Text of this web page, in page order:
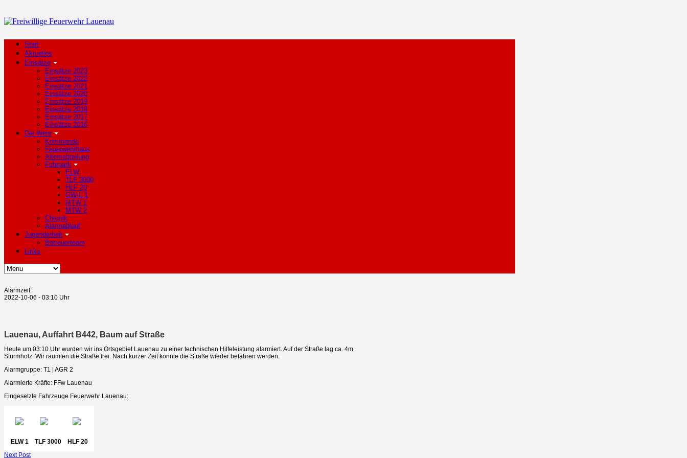
Start
Aktuelles
Einsätze
Einsätze 2023
Einsätze 2022
Einsätze 2021
Einsätze 2020
Einsätze 2019
Einsätze 2018
Einsätze 2017
Einsätze 2016
Die Wehr
Kommando
Feuerwehrhaus
Altersabteilung
Fuhrpark
ELW
TLF 3000
HLF 20
GW-L 1
MTW 1
MTW 2
Chronik
Alarmablauf
Jugendarbeit
Betreuerteam
Links
Alarmzeit:
2022-10-06 - 03:10 Uhr
Lauenau, Auffahrt B442, Baum auf Straße
Heute um 03:10 Uhr wurden wir ins Ortsgebiet Lauenau zu einer technischen Hilfeleistung alarmiert. Auf der Straße lag ca. 4m
Sturmholz. Wir räumten die Straße frei. Nach kurzer Zeit konnte die Straße wieder befahren werden.
Alarmgruppe: T1 | AGR 2
Alarmierte Kräfte: FFw Lauenau
Eingesetzte Fahrzeuge Feuerwehr Lauenau:
ELW 1 TLF 3000
HLF 20
Next Post